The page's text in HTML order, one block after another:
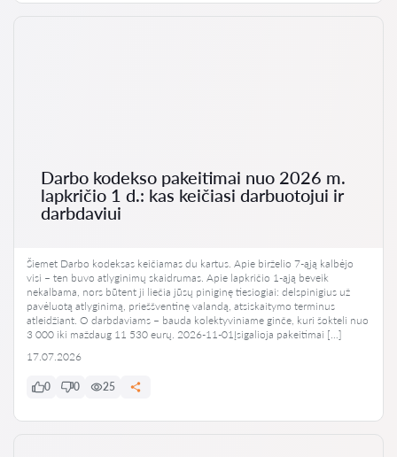
Darbo kodekso pakeitimai nuo 2026 m.
lapkričio 1 d.: kas keičiasi darbuotojui ir
darbdaviui
Šiemet Darbo kodeksas keičiamas du kartus. Apie birželio 7-ąją kalbėjo
visi – ten buvo atlyginimų skaidrumas. Apie lapkričio 1-ąją beveik
nekalbama, nors būtent ji liečia jūsų piniginę tiesiogiai: delspinigius už
pavėluotą atlyginimą, prieššventinę valandą, atsiskaitymo terminus
atleidžiant. O darbdaviams – bauda kolektyviniame ginče, kuri šokteli nuo
3 000 iki maždaug 11 530 eurų. 2026-11-01Įsigalioja pakeitimai […]
17.07.2026
0 0 25